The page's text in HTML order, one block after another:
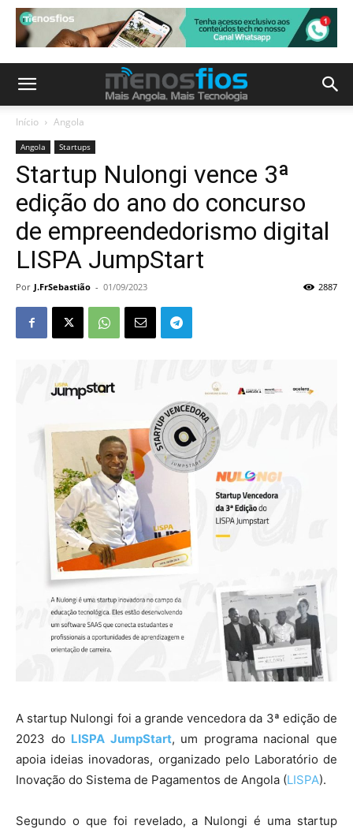
Início Angola
Angola Startups
Startup Nulongi vence 3ª
edição do ano do concurso
de empreendedorismo digital
LISPA JumpStart
Por J.FrSebastião - 01/09/2023 2887
A startup Nulongi foi a grande vencedora da 3ª edição de
2023 do LISPA JumpStart, um programa nacional que
apoia ideias inovadoras, organizado pelo Laboratório de
Inovação do Sistema de Pagamentos de Angola (LISPA).
Segundo o que foi revelado, a Nulongi é uma startup